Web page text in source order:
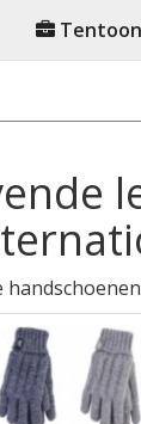
handschoenen